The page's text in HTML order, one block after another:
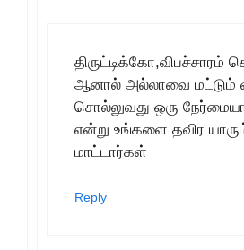
திருட்டிக்கோ,விபச்சாரம்
ஆனால் அல்லாவை மட்டும்
சொல்லுவது ஒரு
என்று உங்களை தவிர
மாட்டார்கள்
Reply